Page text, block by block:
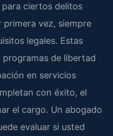
ciertos delitos
vez, siempre
legales. Estas
de libertad
en servicios
con éxito, el
el cargo. Un abogado
evaluar si usted